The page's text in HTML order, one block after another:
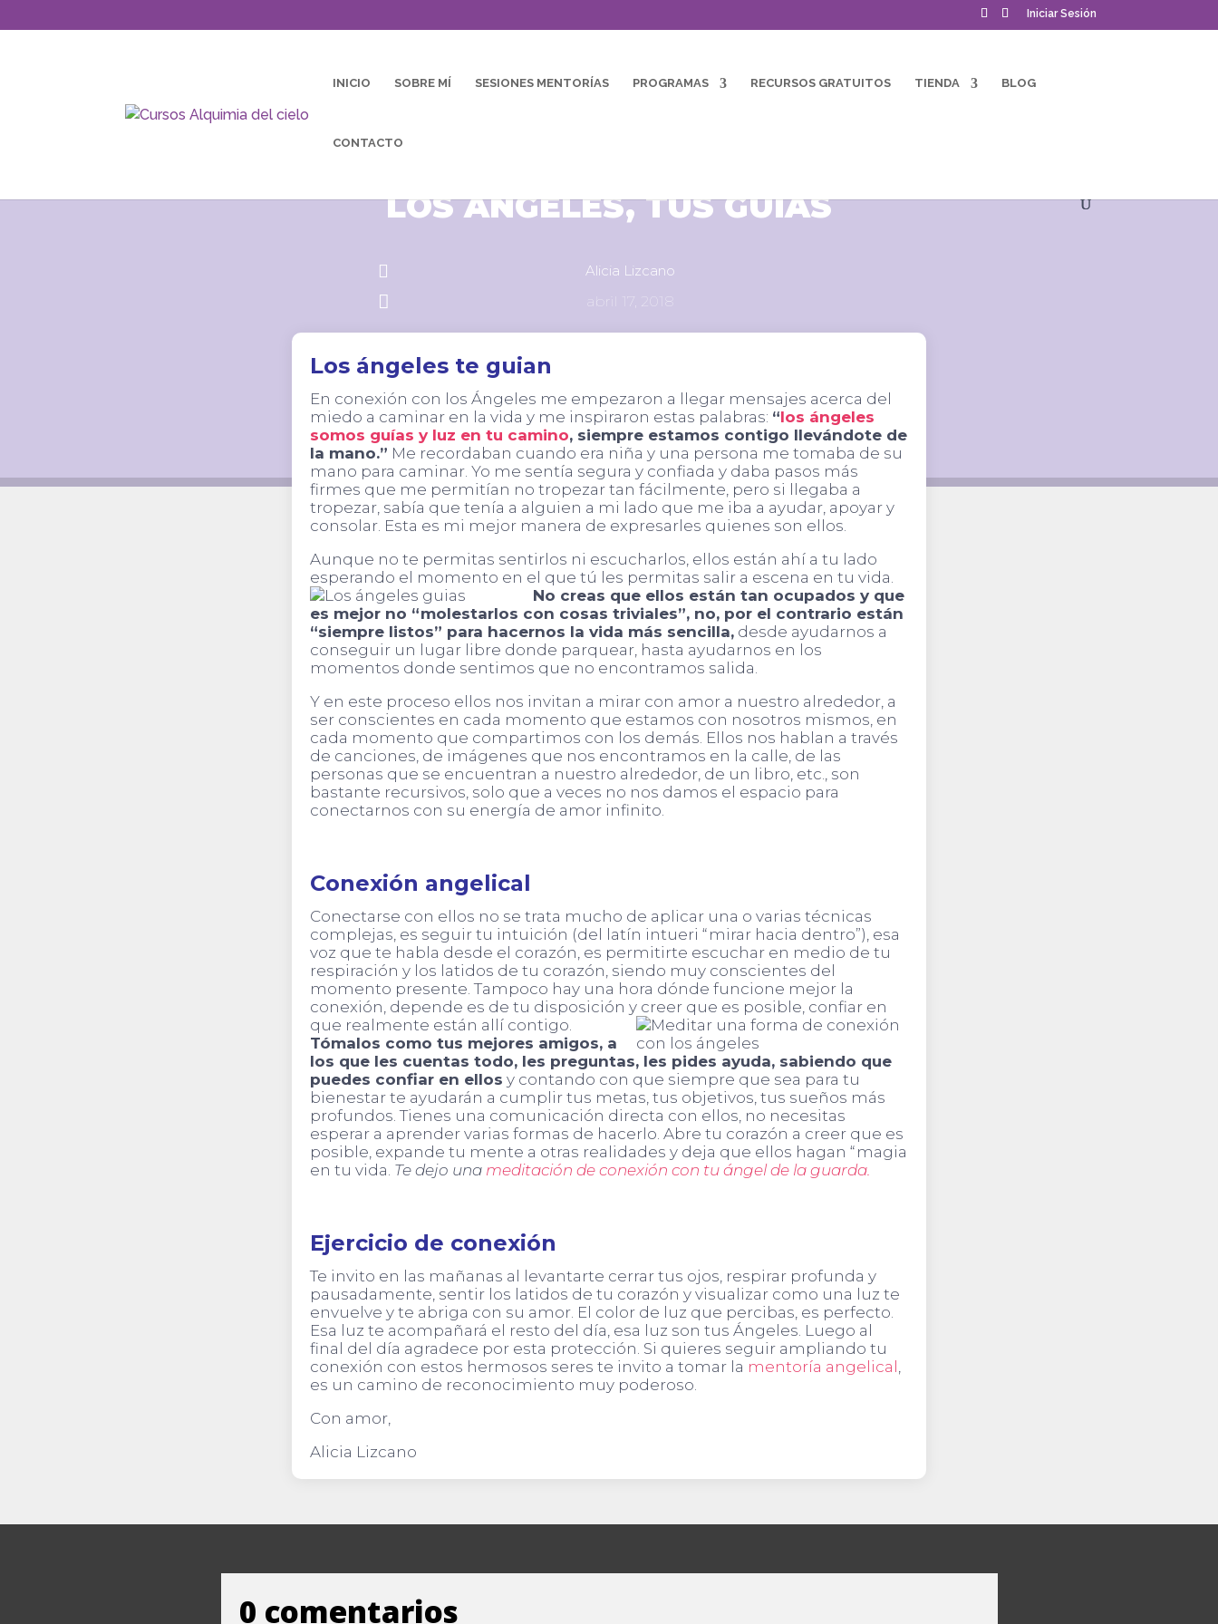
Iniciar Sesión
INICIO SOBRE MÍ SESIONES MENTORÍAS PROGRAMAS RECURSOS GRATUITOS TIENDA BLOG
CONTACTO
LOS ÁNGELES, TUS GUÍAS
 Alicia Lizcano
 abril 17, 2018
Los ángeles te guian
En conexión con los Ángeles me empezaron a llegar mensajes acerca del
miedo a caminar en la vida y me inspiraron estas palabras: “los ángeles
somos guías y luz en tu camino, siempre estamos contigo llevándote de
la mano.” Me recordaban cuando era niña y una persona me tomaba de su
mano para caminar. Yo me sentía segura y confiada y daba pasos más
firmes que me permitían no tropezar tan fácilmente, pero si llegaba a
tropezar, sabía que tenía a alguien a mi lado que me iba a ayudar, apoyar y
consolar. Esta es mi mejor manera de expresarles quienes son ellos.
Aunque no te permitas sentirlos ni escucharlos, ellos están ahí a tu lado
esperando el momento en el que tú les permitas salir a escena en tu vida.
No creas que ellos están tan ocupados y que
es mejor no “molestarlos con cosas triviales”, no, por el contrario están
“siempre listos” para hacernos la vida más sencilla, desde ayudarnos a
conseguir un lugar libre donde parquear, hasta ayudarnos en los
momentos donde sentimos que no encontramos salida.
Y en este proceso ellos nos invitan a mirar con amor a nuestro alrededor, a
ser conscientes en cada momento que estamos con nosotros mismos, en
cada momento que compartimos con los demás. Ellos nos hablan a través
de canciones, de imágenes que nos encontramos en la calle, de las
personas que se encuentran a nuestro alrededor, de un libro, etc., son
bastante recursivos, solo que a veces no nos damos el espacio para
conectarnos con su energía de amor infinito.
Conexión angelical
Conectarse con ellos no se trata mucho de aplicar una o varias técnicas
complejas, es seguir tu intuición (del latín intueri “mirar hacia dentro”), esa
voz que te habla desde el corazón, es permitirte escuchar en medio de tu
respiración y los latidos de tu corazón, siendo muy conscientes del
momento presente. Tampoco hay una hora dónde funcione mejor la
conexión, depende es de tu disposición y creer que es posible, confiar en
que realmente están allí contigo.
Tómalos como tus mejores amigos, a
los que les cuentas todo, les preguntas, les pides ayuda, sabiendo que
puedes confiar en ellos y contando con que siempre que sea para tu
bienestar te ayudarán a cumplir tus metas, tus objetivos, tus sueños más
profundos. Tienes una comunicación directa con ellos, no necesitas
esperar a aprender varias formas de hacerlo. Abre tu corazón a creer que es
posible, expande tu mente a otras realidades y deja que ellos hagan “magia
en tu vida. Te dejo una meditación de conexión con tu ángel de la guarda.
Ejercicio de conexión
Te invito en las mañanas al levantarte cerrar tus ojos, respirar profunda y
pausadamente, sentir los latidos de tu corazón y visualizar como una luz te
envuelve y te abriga con su amor. El color de luz que percibas, es perfecto.
Esa luz te acompañará el resto del día, esa luz son tus Ángeles. Luego al
final del día agradece por esta protección. Si quieres seguir ampliando tu
conexión con estos hermosos seres te invito a tomar la mentoría angelical ,
es un camino de reconocimiento muy poderoso.
Con amor,
Alicia Lizcano
0 comentarios